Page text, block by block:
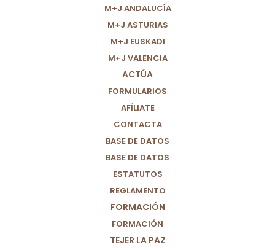
M+J ANDALUCÍA
M+J ASTURIAS
M+J EUSKADI
M+J VALENCIA
ACTÚA
FORMULARIOS
AFÍLIATE
CONTACTA
BASE DE DATOS
BASE DE DATOS
ESTATUTOS
REGLAMENTO
FORMACIÓN
FORMACIÓN
TEJER LA PAZ